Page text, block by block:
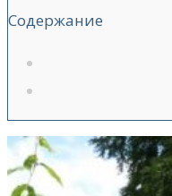
Содержание